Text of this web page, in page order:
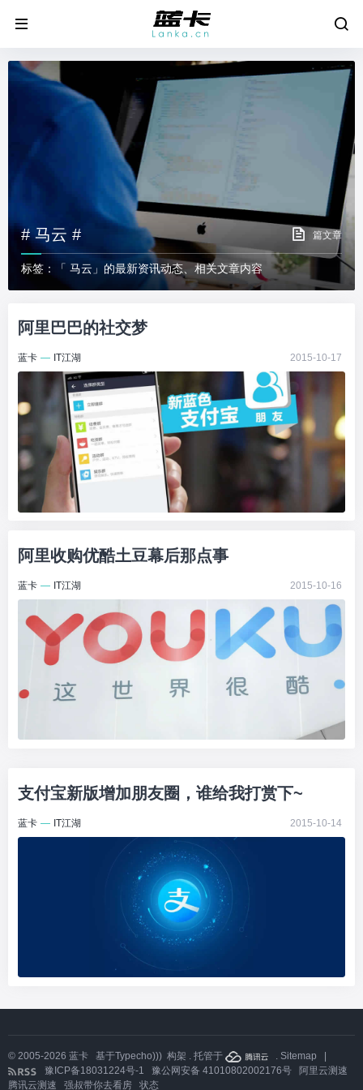
# 马云 # 篇文章
标签：「 马云」的最新资讯动态、相关文章内容
阿里巴巴的社交梦
蓝卡 — IT江湖 2015-10-17
阿里收购优酷土豆幕后那点事
蓝卡 — IT江湖 2015-10-16
支付宝新版增加朋友圈，谁给我打赏下~
蓝卡 — IT江湖 2015-10-14
© 2005-2026 蓝卡 基于Typecho))) 构架 . 托管于 . Sitemap
|
豫ICP备18031224号-1
豫公网安备 41010802002176号
阿里云测速
腾讯云测速
强叔带你去看房 状态